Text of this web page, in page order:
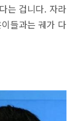
는 겁니다. 자라
들과는 궤가 다